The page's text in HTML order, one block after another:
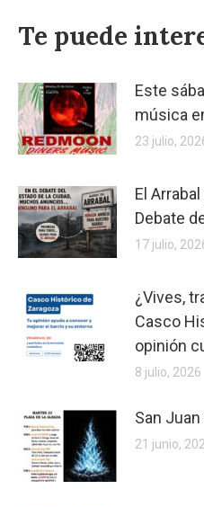
Te puede
Este
música
23 julio,
El
Debate
17 julio,
¿Vives,
Casco
opinión
8 julio, 2026
San
21 junio,